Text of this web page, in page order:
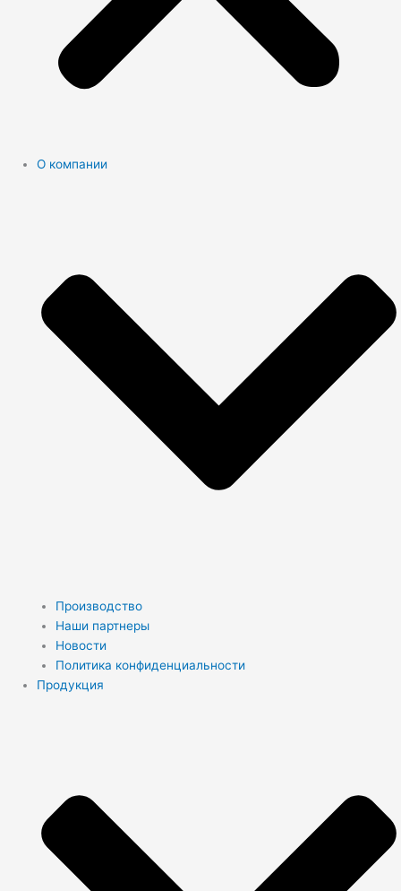
О компании
Производство
Наши партнеры
Новости
Политика конфиденциальности
Продукция